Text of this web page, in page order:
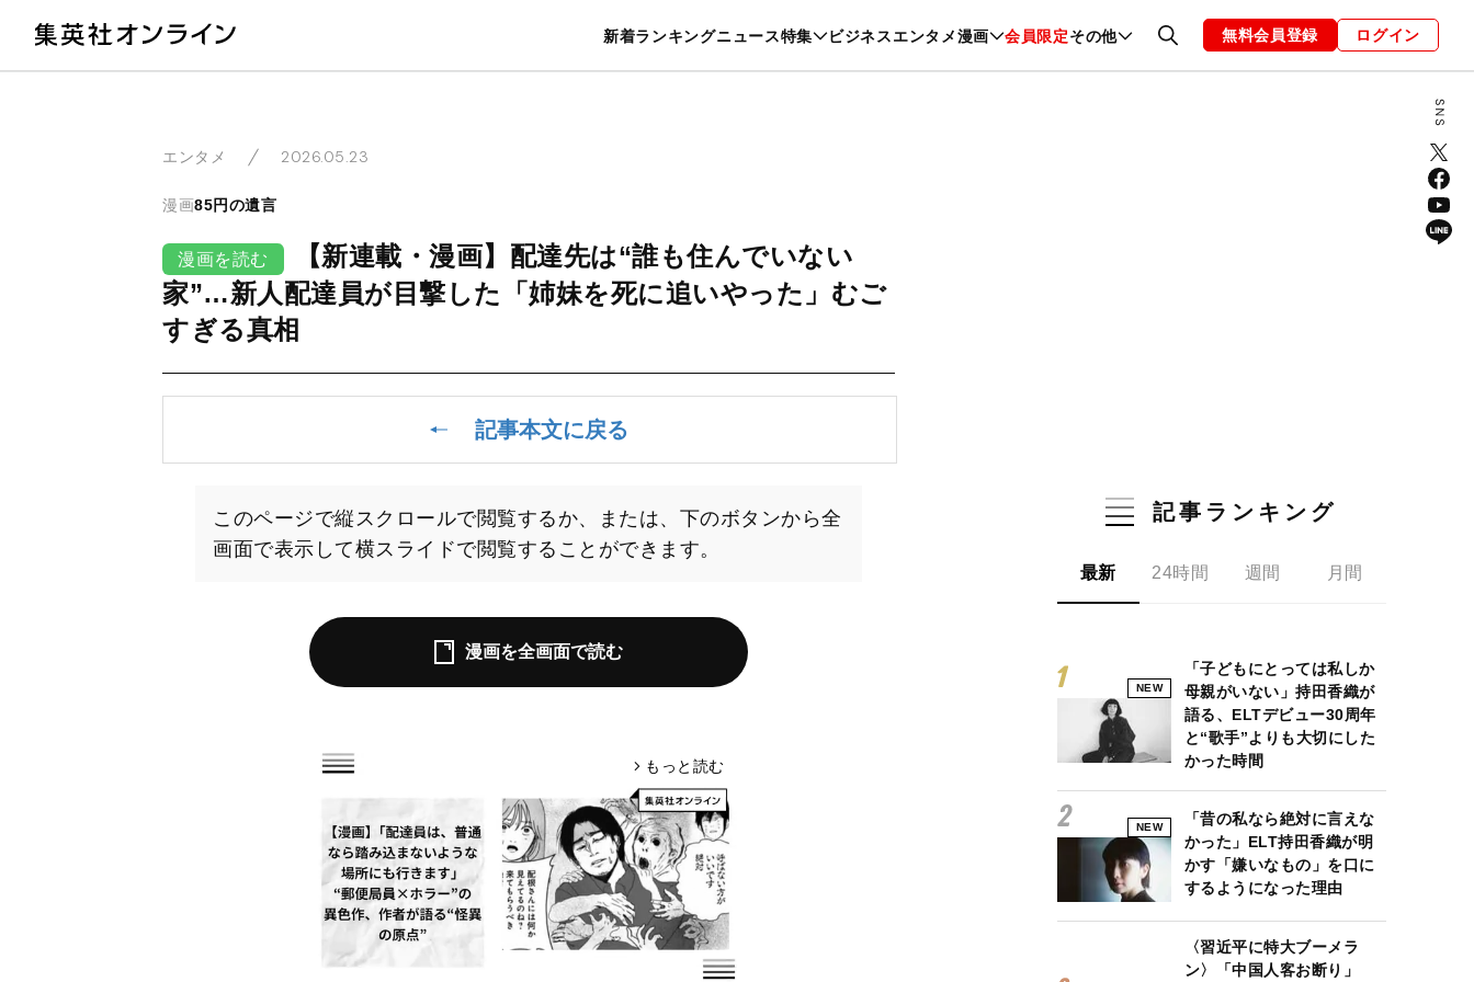
新着ランキングニュース特集 ビジネスエンタメ漫画 会員限定その他
暮らし スポーツ ヘルスケア 美容 グルメ ファッション 恋愛・結婚 編集部 お知らせ
無料会員登録 ログイン
エンタメ 2026.05.23
漫画85円の遺言
漫画を読む
【新連載・漫画】配達先は“誰も住んでいない
家”…新人配達員が目撃した「姉妹を死に追いやった」むご
すぎる真相
記事本文に戻る
このページで縦スクロールで閲覧するか、または、下のボタンから全
画面で表示して横スライドで閲覧することができます。
漫画を全画面で読む
arrow_forward_ios もっと読む
記事ランキング
最新 24時間 週間 月間
NEW
「子どもにとっては私しか
母親がいない」持田香織が
語る、ELTデビュー30周年
と“歌手”よりも大切にした
かった時間
NEW
「昔の私なら絶対に言えな
かった」ELT持田香織が明
かす「嫌いなもの」を口に
するようになった理由
〈習近平に特大ブーメラ
ン〉「中国人客お断り」